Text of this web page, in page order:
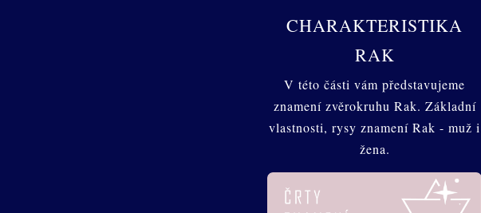
CHARAKTERISTIKA
RAK
V této části vám představujeme
znamení zvěrokruhu Rak. Základní
vlastnosti, rysy znamení Rak - muž i
žena.